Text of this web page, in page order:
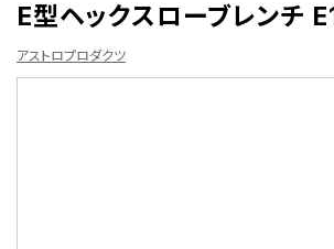
E型ヘックスローブレンチ
アストロプロダクツ